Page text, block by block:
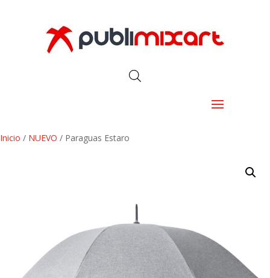
Inicio / NUEVO / Paraguas Estaro